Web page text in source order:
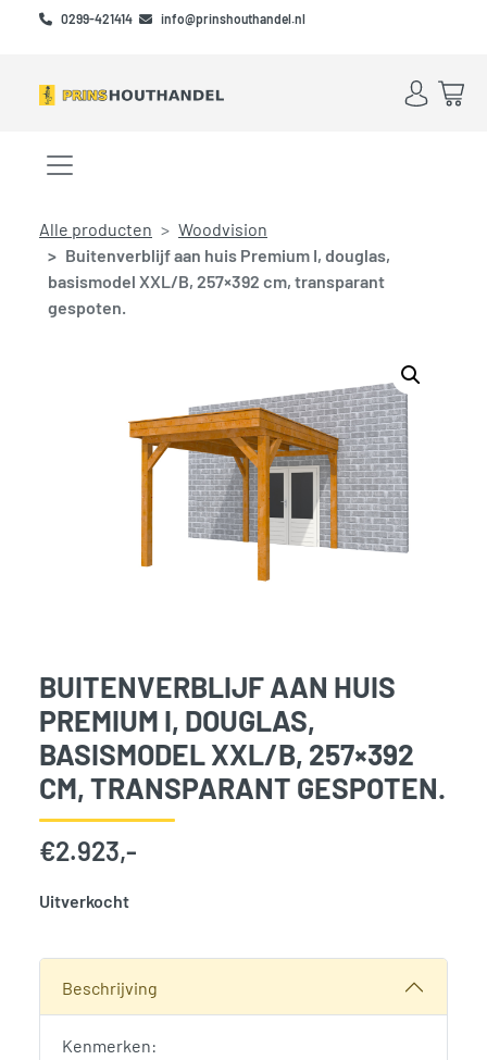
Skip to main content
Skip to footer
0299-421414 info@prinshouthandel.nl
Account
Menu openen/sluiten
Alle producten
Woodvision
Buitenverblijf aan huis Premium I, douglas,
basismodel XXL/B, 257×392 cm, transparant
gespoten.
BUITENVERBLIJF AAN HUIS
PREMIUM I, DOUGLAS,
BASISMODEL XXL/B, 257×392
CM, TRANSPARANT GESPOTEN.
€2.923,-
Uitverkocht
Beschrijving
Kenmerken: